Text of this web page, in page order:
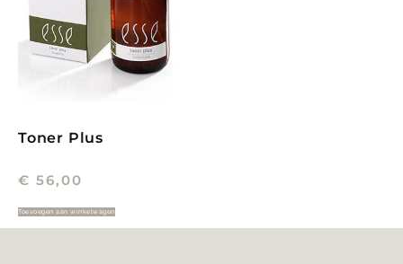
Toner Plus
€ 56,00
Toevoegen aan winkelwagen